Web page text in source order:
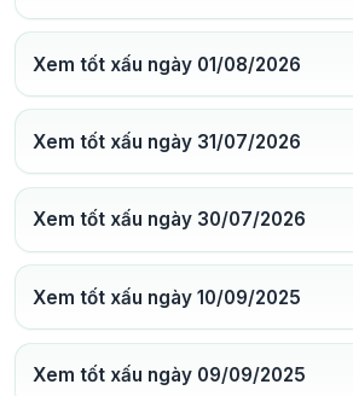
Xem tốt xấu ngày 01/08/2026
Xem tốt xấu ngày 31/07/2026
Xem tốt xấu ngày 30/07/2026
Xem tốt xấu ngày 10/09/2025
Xem tốt xấu ngày 09/09/2025